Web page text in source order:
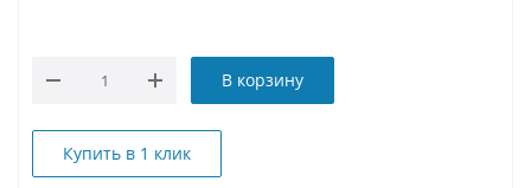
В корзину
Купить в 1 клик